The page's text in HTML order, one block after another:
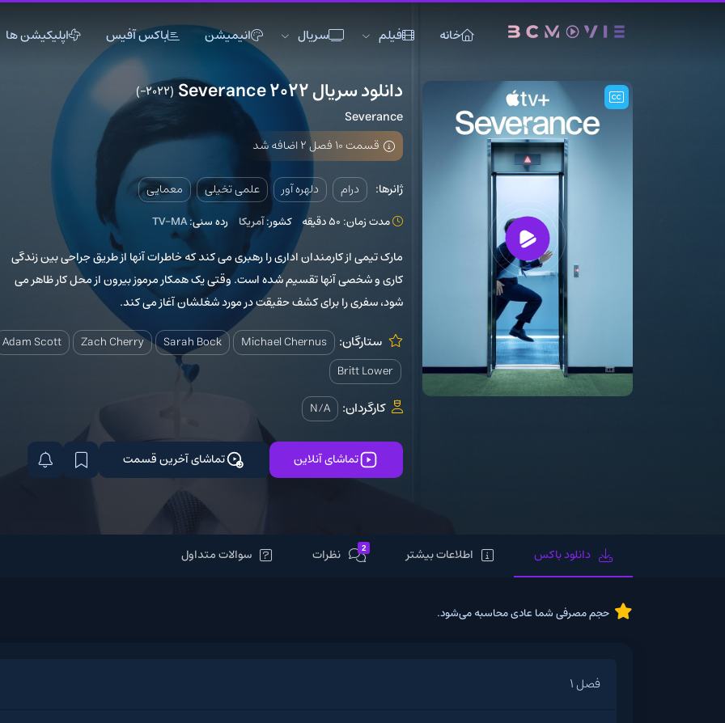
خانه فیلم
اکشن
تاریخی
دلهره آور
ماجراجویی
موزیک
ورزشی
سریال
تاریخی
جنگی
فانتزی
ماجراجویی
موزیک
ورزشی
انیمیشن باکس آفیس اپلیکیشن ها
دانلود سریال Severance 2022 (2022–)
Severance
قسمت 10 فصل 2 اضافه شد
ژانرها: درام دلهره آور علمی تخیلی معمایی
مدت زمان: 50 دقیقه کشور:آمریکا رده سنی:TV-MA
مارک تیمی از کارمندان اداری را رهبری می کند که خاطرات آنها از طریق جراحی بین زندگی
کاری و شخصی آنها تقسیم شده است. وقتی یک همکار مرموز بیرون از محل کار ظاهر می
شود، سفری را برای کشف حقیقت در مورد شغلشان آغاز می کند.
ستارگان: Michael Chernus
Sarah Bock
Zach Cherry
Adam Scott
Britt Lower
کارگردان: N/A
تماشای آنلاین تماشای آخرین قسمت
دانلود باکس اطلاعات بیشتر 2 نظرات سوالات متداول
حجم مصرفی شما عادی محاسبه می‌شود.
فصل 1